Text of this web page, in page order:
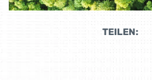
TEILEN: